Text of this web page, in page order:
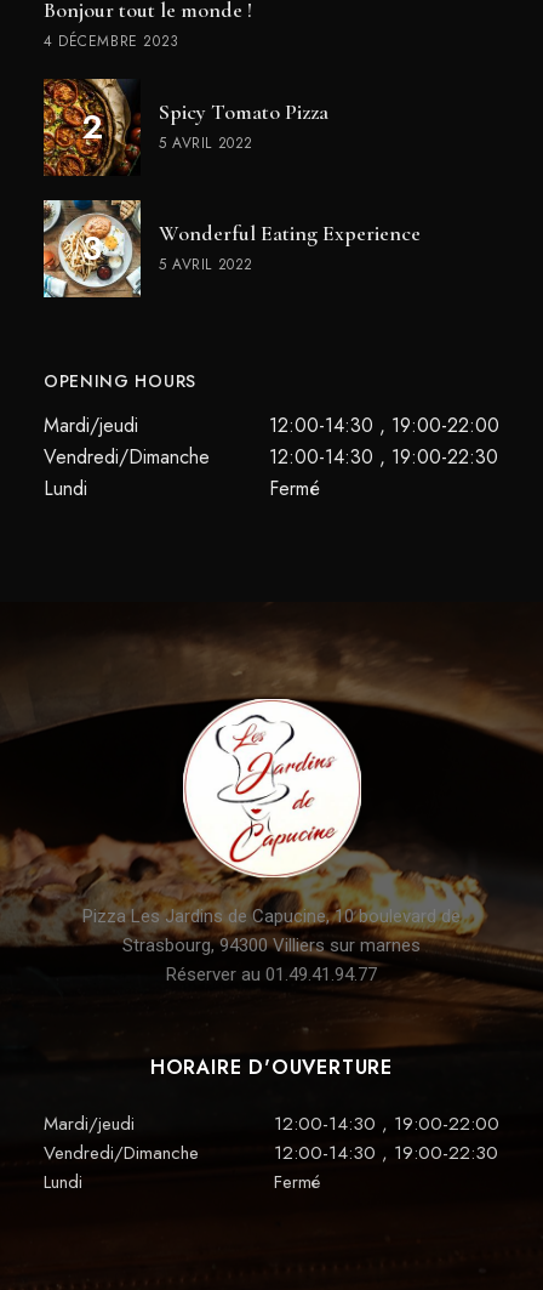
Bonjour tout le monde !
4 DÉCEMBRE 2023
Spicy Tomato Pizza
5 AVRIL 2022
Wonderful Eating Experience
5 AVRIL 2022
OPENING HOURS
Mardi/jeudi
12:00-14:30 , 19:00-22:00
Vendredi/Dimanche
12:00-14:30 , 19:00-22:30
Lundi
Fermé
HORAIRE D'OUVERTURE
Mardi/jeudi
12:00-14:30 , 19:00-22:00
Vendredi/Dimanche
12:00-14:30 , 19:00-22:30
Lundi
Fermé
Pizza Les Jardins de Capucine, 10 boulevard de
Strasbourg, 94300 Villiers sur marnes
Réserver au 01.49.41.94.77